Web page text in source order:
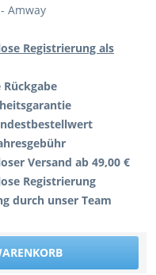
Amway
Registrierung als
Rückgabe
Versand ab 49,00 €
Registrierung
durch unser Team